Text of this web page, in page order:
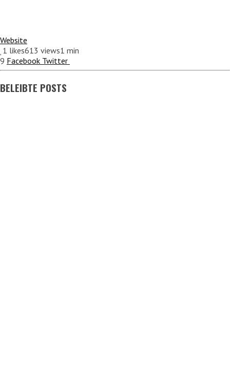
Website
1 likes613 views1 min
9 Facebook Twitter
BELEIBTE POSTS